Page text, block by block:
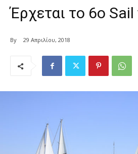
Έρχεται το 6ο
By 29 Απριλίου, 2018